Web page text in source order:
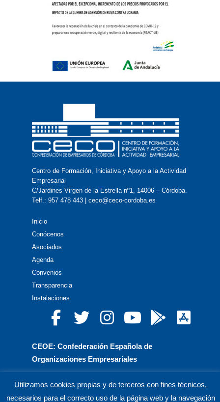
Centro de Formación, Iniciativa y Apoyo a la Actividad
Empresarial
C/Jardines Virgen de la Estrella nº1, 14006 – Córdoba.
Telf.: 957 478 443 | ceco@ceco-cordoba.es
Inicio
Conócenos
Asociados
Agenda
Convenios
Transparencia
Instalaciones
CEOE: Confederación Española de
Organizaciones Empresariales
Utilizamos cookies propias y de terceros con fines técnicos,
necesarios para el correcto uso de la página web y la navegación